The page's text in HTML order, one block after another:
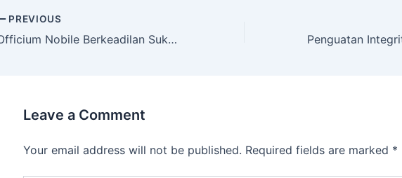
PREVIOUS
Officium Nobile Berkeadilan Sukses Laksanakan Sumpah Advokat di Pengadilan Tinggi Jawa Tengah
Leave a Comment
Your email address will not be published. Required fields are marked *